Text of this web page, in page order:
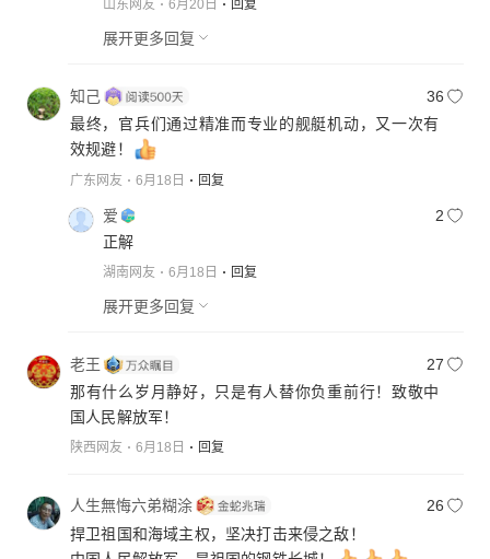
山东网友 6月20日 回复
展开更多回复
知己
36
最终，官兵们通过精准而专业的舰艇机动，又一次有
效规避！
广东网友 6月18日 回复
爱
2
正解
湖南网友 6月18日 回复
展开更多回复
老王
27
那有什么岁月静好，只是有人替你负重前行！致敬中
国人民解放军！
陕西网友 6月18日 回复
人生無悔六弟糊涂
26
捍卫祖国和海域主权，坚决打击来侵之敌！